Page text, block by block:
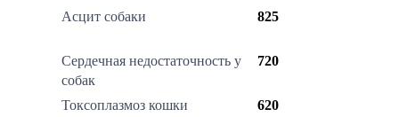
Асцит собаки 825
Сердечная недостаточность у
собак
720
Токсоплазмоз кошки 620